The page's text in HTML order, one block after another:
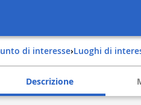
Punto di interesse› Luoghi di
Descrizione